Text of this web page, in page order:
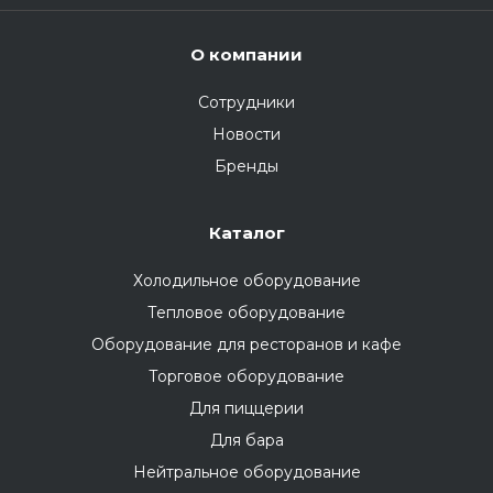
О компании
Сотрудники
Новости
Бренды
Каталог
Холодильное оборудование
Тепловое оборудование
Оборудование для ресторанов и кафе
Торговое оборудование
Для пиццерии
Для бара
Нейтральное оборудование